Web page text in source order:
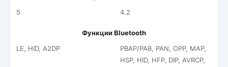
5
4.2
Функции Bluetooth
LE, HID, A2DP
PBAP/PAB, PAN, OPP, MAP,
HSP, HID, HFP, DIP, AVRCP,